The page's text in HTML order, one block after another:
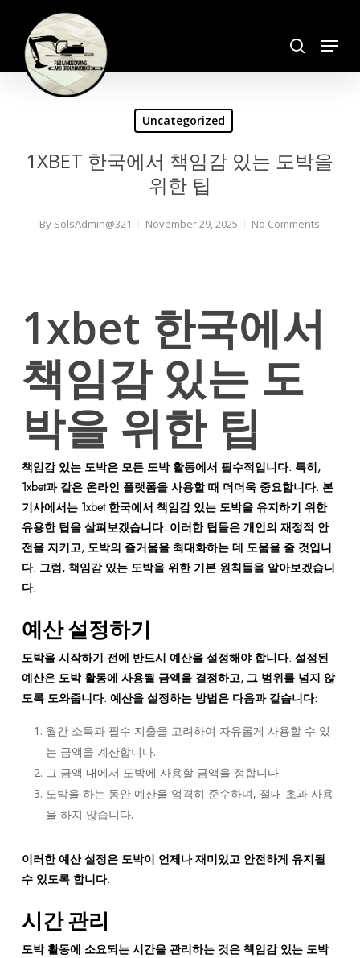
main
content
Menu
Uncategorized
1XBET 한국에서 책임감 있는 도박을
위한 팁
By SolsAdmin@321 November 29, 2025 No Comments
1xbet 한국에서
책임감 있는 도
박을 위한 팁
책임감 있는 도박은 모든 도박 활동에서 필수적입니다. 특히,
1xbet과 같은 온라인 플랫폼을 사용할 때 더더욱 중요합니다. 본
기사에서는 1xbet 한국에서 책임감 있는 도박을 유지하기 위한
유용한 팁을 살펴보겠습니다. 이러한 팁들은 개인의 재정적 안
전을 지키고, 도박의 즐거움을 최대화하는 데 도움을 줄 것입니
다. 그럼, 책임감 있는 도박을 위한 기본 원칙들을 알아보겠습니
다.
예산 설정하기
도박을 시작하기 전에 반드시 예산을 설정해야 합니다. 설정된
예산은 도박 활동에 사용될 금액을 결정하고, 그 범위를 넘지 않
도록 도와줍니다. 예산을 설정하는 방법은 다음과 같습니다:
월간 소득과 필수 지출을 고려하여 자유롭게 사용할 수 있
는 금액을 계산합니다.
그 금액 내에서 도박에 사용할 금액을 정합니다.
도박을 하는 동안 예산을 엄격히 준수하며, 절대 초과 사용
을 하지 않습니다.
이러한 예산 설정은 도박이 언제나 재미있고 안전하게 유지될
수 있도록 합니다.
시간 관리
도박 활동에 소요되는 시간을 관리하는 것은 책임감 있는 도박
Close
Menu